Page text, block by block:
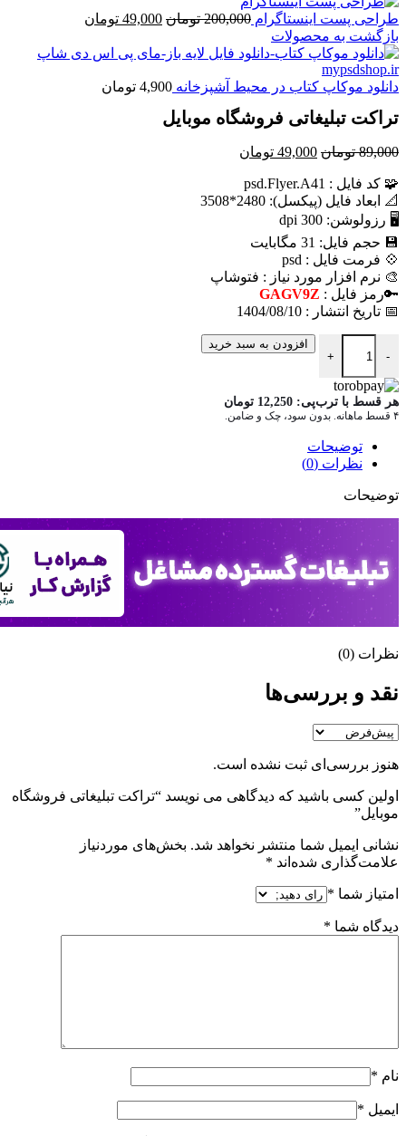
طراحی پست اینستاگرام 200,000 تومان قیمت
200,000 تومان
49,000 تومان
49,000 تومان
بازگشت به محصولات
دانلود موکاپ کتاب در محیط آشپزخانه 4,900 تومان
تراکت تبلیغاتی فروشگاه موبایل
89,000 تومان قیمت
89,000 تومان
بود.
49,000 تومان
است.
🧩 کد فايل : psd.Flyer.A41
📐 ابعاد فايل (پيکسل): 2480*3508
🖥 رزولوشن: 300 dpi
💾 حجم فايل: 31 مگابایت
💠 فرمت فایل : psd
🎨 نرم افزار مورد نياز : فتوشاپ
🔑رمز فایل : GAGV9Z
📅 تاریخ انتشار : 1404/08/10
-
تراکت تبلیغاتی فروشگاه موبایل عدد
+
افزودن به سبد خرید
هر قسط با ترب‌پی: 12,250 تومان
۴ قسط ماهانه. بدون سود، چک و ضامن.
توضیحات
نظرات (0)
توضیحات
نظرات (0)
نقد و بررسی‌ها
هنوز بررسی‌ای ثبت نشده است.
اولین کسی باشید که دیدگاهی می نویسد “تراکت تبلیغاتی فروشگاه
موبایل”
نشانی ایمیل شما منتشر نخواهد شد. بخش‌های موردنیاز
علامت‌گذاری شده‌اند *
امتیاز شما *
دیدگاه شما *
نام *
ایمیل *